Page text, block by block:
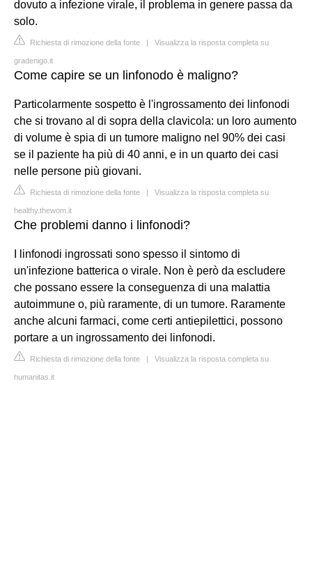
dovuto a infezione virale, il problema in genere passa da
solo.
Richiesta di rimozione della fonte | Visualizza la risposta completa su
gradenigo.it
Come capire se un linfonodo è maligno?
Particolarmente sospetto è l'ingrossamento dei linfonodi
che si trovano al di sopra della clavicola: un loro aumento
di volume è spia di un tumore maligno nel 90% dei casi
se il paziente ha più di 40 anni, e in un quarto dei casi
nelle persone più giovani.
Richiesta di rimozione della fonte | Visualizza la risposta completa su
healthy.thewom.it
Che problemi danno i linfonodi?
I linfonodi ingrossati sono spesso il sintomo di
un'infezione batterica o virale. Non è però da escludere
che possano essere la conseguenza di una malattia
autoimmune o, più raramente, di un tumore. Raramente
anche alcuni farmaci, come certi antiepilettici, possono
portare a un ingrossamento dei linfonodi.
Richiesta di rimozione della fonte | Visualizza la risposta completa su
humanitas.it